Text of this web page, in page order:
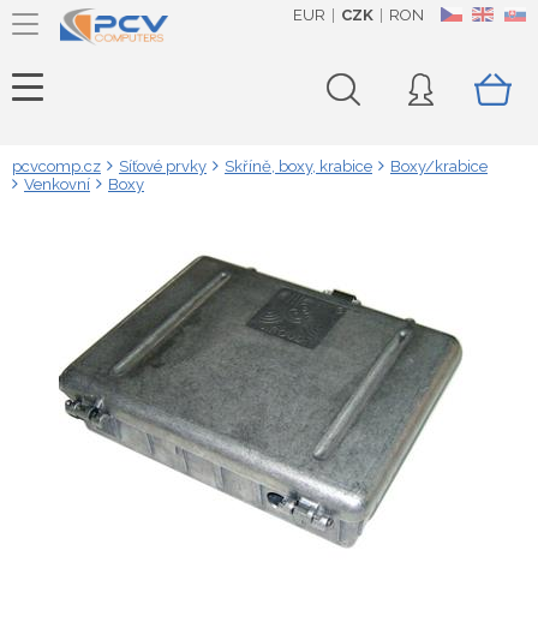
CZ EN SK
EUR CZK RON
pcvcomp.cz Síťové prvky Skříně, boxy, krabice
Boxy/krabice
Venkovní
Boxy